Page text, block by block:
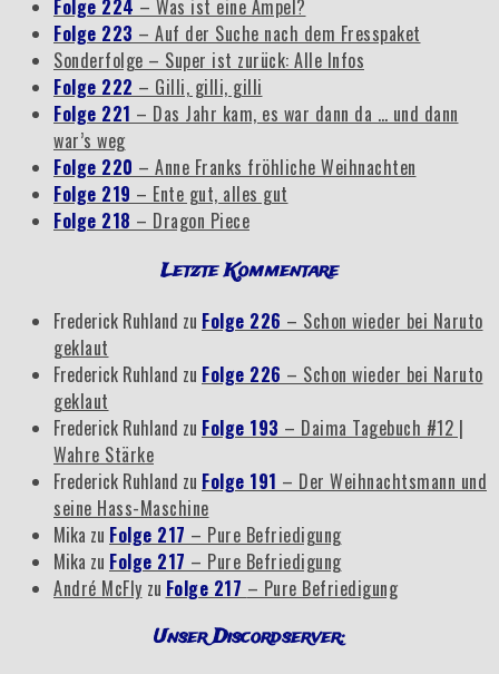
Folge 224 – Was ist eine Ampel?
Folge 223 – Auf der Suche nach dem Fresspaket
Sonderfolge – Super ist zurück: Alle Infos
Folge 222 – Gilli, gilli, gilli
Folge 221 – Das Jahr kam, es war dann da … und dann
war’s weg
Folge 220 – Anne Franks fröhliche Weihnachten
Folge 219 – Ente gut, alles gut
Folge 218 – Dragon Piece
Letzte Kommentare
Frederick Ruhland zu Folge 226 – Schon wieder bei Naruto
geklaut
Frederick Ruhland zu Folge 226 – Schon wieder bei Naruto
geklaut
Frederick Ruhland zu Folge 193 – Daima Tagebuch #12 |
Wahre Stärke
Frederick Ruhland zu Folge 191 – Der Weihnachtsmann und
seine Hass-Maschine
Mika zu Folge 217 – Pure Befriedigung
Mika zu Folge 217 – Pure Befriedigung
André McFly zu Folge 217 – Pure Befriedigung
Unser Discordserver: